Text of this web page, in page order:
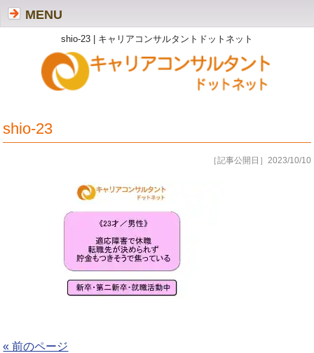
shio-23 | キャリアコンサルタントドットネット
MENU
shio-23
［記事公開日］2023/10/10
« 前のページ